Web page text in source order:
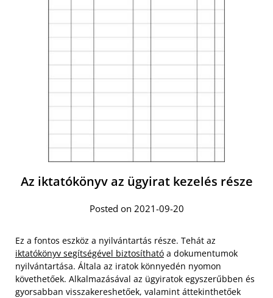
Az iktatókönyv az ügyirat kezelés része
Posted on 2021-09-20
Ez a fontos eszköz a nyilvántartás része. Tehát az
iktatókönyv segítségével biztosítható a dokumentumok
nyilvántartása. Általa az iratok könnyedén nyomon
követhetőek. Alkalmazásával az ügyiratok egyszerűbben és
gyorsabban visszakereshetőek, valamint áttekinthetőek